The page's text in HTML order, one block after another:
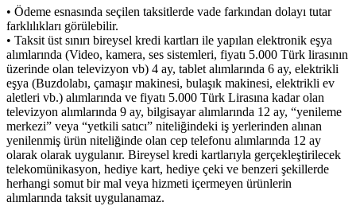
• Ödeme esnasında seçilen taksitlerde vade farkından dolayı tutar
farklılıkları görülebilir.
• Taksit üst sınırı bireysel kredi kartları ile yapılan elektronik eşya
alımlarında (Video, kamera, ses sistemleri, fiyatı 5.000 Türk lirasının
üzerinde olan televizyon vb) 4 ay, tablet alımlarında 6 ay, elektrikli
eşya (Buzdolabı, çamaşır makinesi, bulaşık makinesi, elektrikli ev
aletleri vb.) alımlarında ve fiyatı 5.000 Türk Lirasına kadar olan
televizyon alımlarında 9 ay, bilgisayar alımlarında 12 ay, “yenileme
merkezi” veya “yetkili satıcı” niteliğindeki iş yerlerinden alınan
yenilenmiş ürün niteliğinde olan cep telefonu alımlarında 12 ay
olarak olarak uygulanır. Bireysel kredi kartlarıyla gerçekleştirilecek
telekomünikasyon, hediye kart, hediye çeki ve benzeri şekillerde
herhangi somut bir mal veya hizmeti içermeyen ürünlerin
alımlarında taksit uygulanamaz.